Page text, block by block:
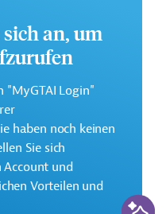
für Internationale
wurde von den
der Organisation
Länder zur
an, um
"MyGTAI Login"
haben noch keinen
Sie sich
Account und
Vorteilen und
KI-